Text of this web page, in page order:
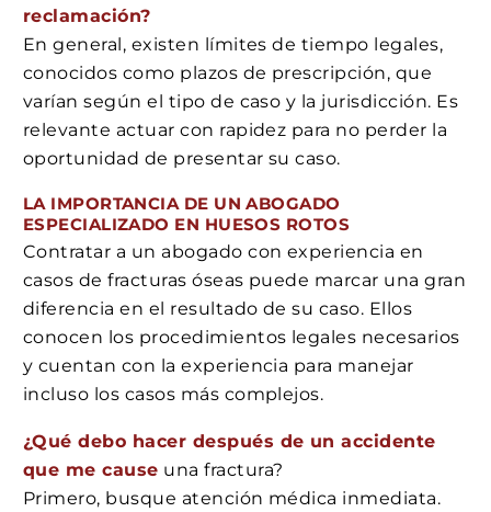
reclamación?
En general, existen límites de tiempo legales,
conocidos como plazos de prescripción, que
varían según el tipo de caso y la jurisdicción. Es
relevante actuar con rapidez para no perder la
oportunidad de presentar su caso.
LA IMPORTANCIA DE UN ABOGADO
ESPECIALIZADO EN HUESOS ROTOS
Contratar a un abogado con experiencia en
casos de fracturas óseas puede marcar una gran
diferencia en el resultado de su caso. Ellos
conocen los procedimientos legales necesarios
y cuentan con la experiencia para manejar
incluso los casos más complejos.
¿Qué debo hacer después de un accidente
que me cause una fractura?
Primero, busque atención médica inmediata.